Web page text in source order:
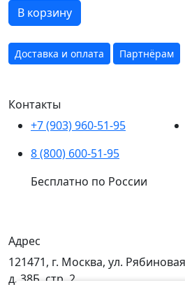
В корзину
Доставка и оплата Партнёрам
Контакты
+7 (903) 960-51-95
8 (800) 600-51-95
Бесплатно по России
Адрес
121471, г. Москва, ул.
д. 38Б, стр. 2